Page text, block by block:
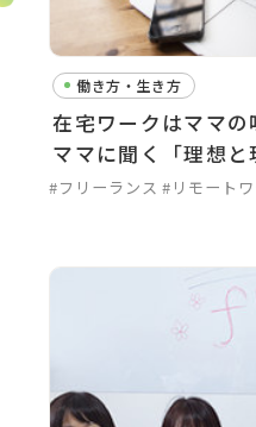
働き方・生き方
在宅ワークはママ
ママに聞く「理想と
#フリーランス #リモート